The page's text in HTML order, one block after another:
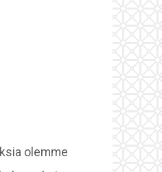
olemme